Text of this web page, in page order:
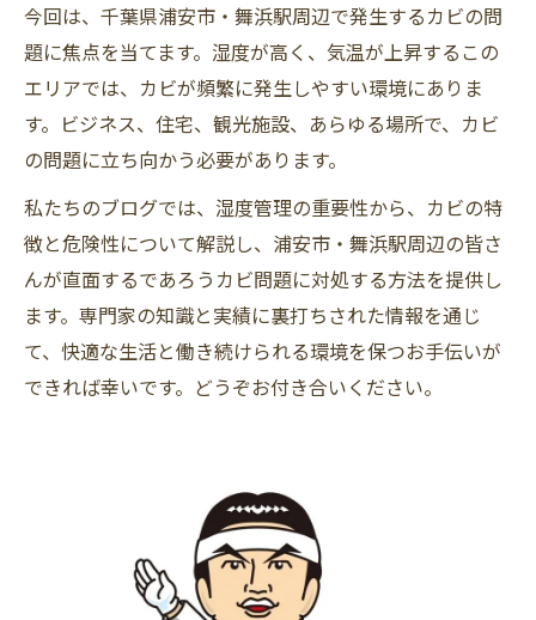
今回は、千葉県浦安市・舞浜駅周辺で発生するカビの問
題に焦点を当てます。湿度が高く、気温が上昇するこの
エリアでは、カビが頻繁に発生しやすい環境にありま
す。ビジネス、住宅、観光施設、あらゆる場所で、カビ
の問題に立ち向かう必要があります。
私たちのブログでは、湿度管理の重要性から、カビの特
徴と危険性について解説し、浦安市・舞浜駅周辺の皆さ
んが直面するであろうカビ問題に対処する方法を提供し
ます。専門家の知識と実績に裏打ちされた情報を通じ
て、快適な生活と働き続けられる環境を保つお手伝いが
できれば幸いです。どうぞお付き合いください。